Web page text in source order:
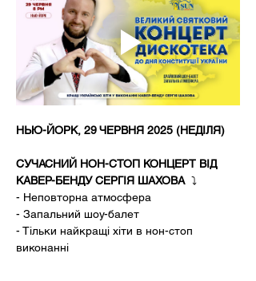
НЬЮ-ЙОРК, 29 ЧЕРВНЯ 2025 (НЕДІЛЯ)
СУЧАСНИЙ НОН-СТОП КОНЦЕРТ ВІД
КАВЕР-БЕНДУ СЕРГІЯ ШАХОВА ️ ⤵️ ️
- Неповторна атмосфера
- Запальний шоу-балет
- Тільки найкращі хіти в нон-стоп
виконанні